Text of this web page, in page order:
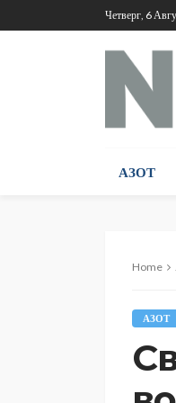
Четверг, 6
АЗОТ
Home
АЗОТ